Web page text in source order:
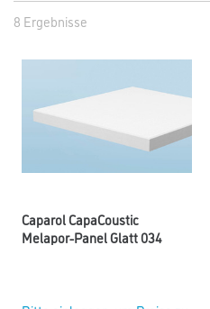
8 Ergebnisse
Caparol CapaCoustic
Melapor-Panel Glatt 034